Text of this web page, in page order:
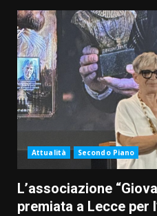
Attualità Secondo Piano
L’associazione
premiata a Lecce per